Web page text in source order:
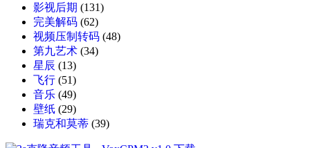
影视后期 (131)
完美解码 (62)
视频压制转码 (48)
第九艺术 (34)
星辰 (13)
飞行 (51)
音乐 (49)
壁纸 (29)
瑞克和莫蒂 (39)